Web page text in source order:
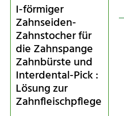
I-förmiger
Zahnseiden-
Zahnstocher für
die Zahnspange
Zahnbürste und
Interdental-Pick :
Lösung zur
Zahnfleischpflege